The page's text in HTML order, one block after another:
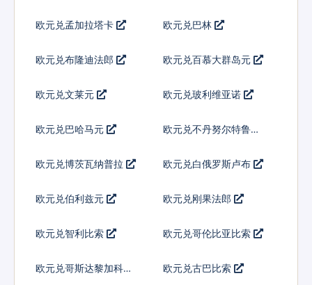
欧元兑孟加拉塔卡 欧元兑巴林
欧元兑布隆迪法郎 欧元兑百慕大群岛元
欧元兑文莱元 欧元兑玻利维亚诺
欧元兑巴哈马元 欧元兑不丹努尔特鲁姆
欧元兑博茨瓦纳普拉 欧元兑白俄罗斯卢布
欧元兑伯利兹元 欧元兑刚果法郎
欧元兑智利比索 欧元兑哥伦比亚比索
欧元兑哥斯达黎加科朗 欧元兑古巴比索